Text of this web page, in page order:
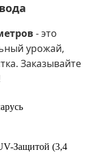
- это
урожай,
Заказывайте
Защитой (3,4